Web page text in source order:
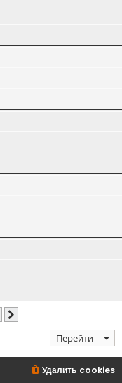
Перейти
Удалить cookies